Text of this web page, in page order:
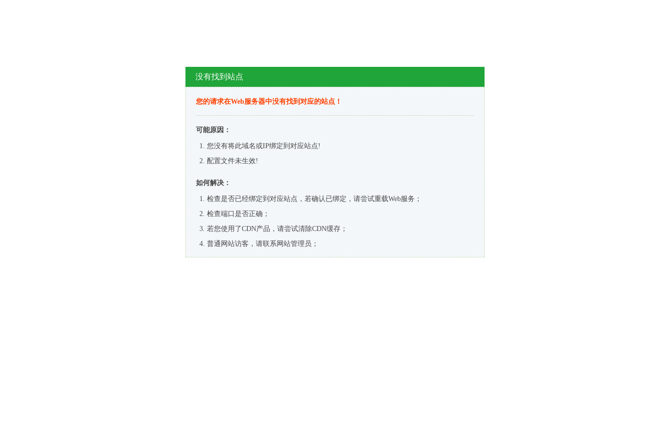
没有找到站点
您的请求在Web服务器中没有找到对应的站点！
可能原因：
您没有将此域名或IP绑定到对应站点!
配置文件未生效!
如何解决：
检查是否已经绑定到对应站点，若确认已绑定，请尝试重载Web服务；
检查端口是否正确；
若您使用了CDN产品，请尝试清除CDN缓存；
普通网站访客，请联系网站管理员；